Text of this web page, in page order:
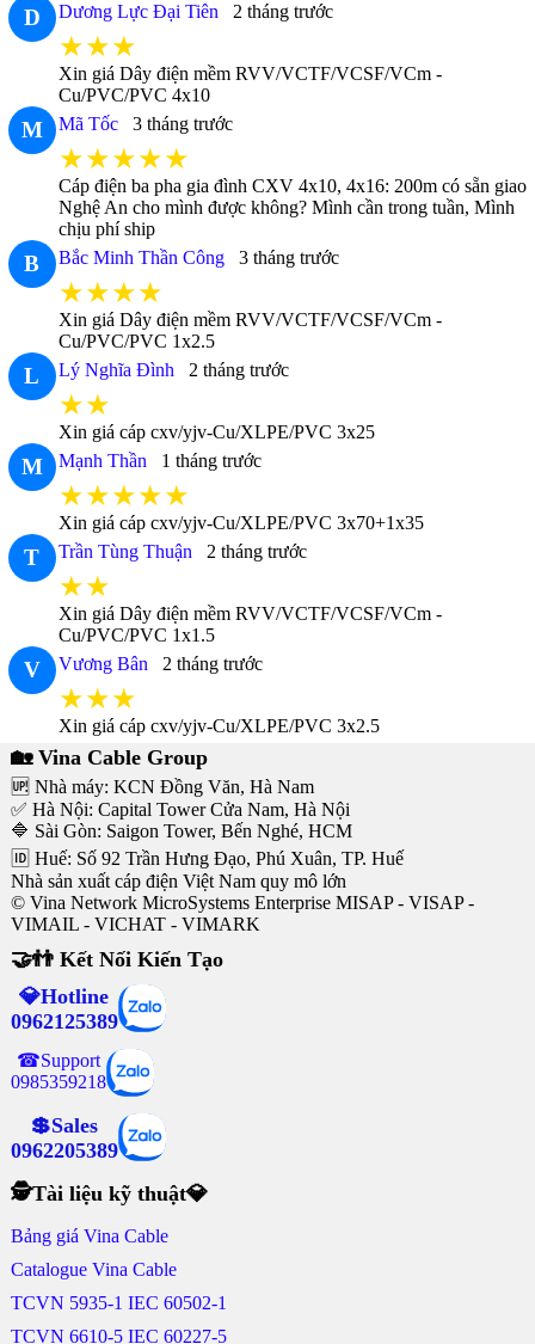
D Dương Lực Đại Tiên 2 tháng trước
★★★
Xin giá Dây điện mềm RVV/VCTF/VCSF/VCm -
Cu/PVC/PVC 4x10
M Mã Tốc 3 tháng trước
★★★★★
Cáp điện ba pha gia đình CXV 4x10, 4x16: 200m có sẵn giao
Nghệ An cho mình được không? Mình cần trong tuần, Mình
chịu phí ship
B Bắc Minh Thần Công 3 tháng trước
★★★★
Xin giá Dây điện mềm RVV/VCTF/VCSF/VCm -
Cu/PVC/PVC 1x2.5
L Lý Nghĩa Đình 2 tháng trước
★★
Xin giá cáp cxv/yjv-Cu/XLPE/PVC 3x25
M Mạnh Thần 1 tháng trước
★★★★★
Xin giá cáp cxv/yjv-Cu/XLPE/PVC 3x70+1x35
T Trần Tùng Thuận 2 tháng trước
★★
Xin giá Dây điện mềm RVV/VCTF/VCSF/VCm -
Cu/PVC/PVC 1x1.5
V Vương Bân 2 tháng trước
★★★
Xin giá cáp cxv/yjv-Cu/XLPE/PVC 3x2.5
🏡 Vina Cable Group
🆙 Nhà máy: KCN Đồng Văn, Hà Nam
✅ Hà Nội: Capital Tower Cửa Nam, Hà Nội
🔷 Sài Gòn: Saigon Tower, Bến Nghé, HCM
🆔 Huế: Số 92 Trần Hưng Đạo, Phú Xuân, TP. Huế
Nhà sản xuất cáp điện Việt Nam quy mô lớn
© Vina Network MicroSystems Enterprise MISAP - VISAP -
VIMAIL - VICHAT - VIMARK
🤝👬 Kết Nối Kiến Tạo
💎Hotline
0962125389
☎Support
0985359218
💲Sales
0962205389
🕵Tài liệu kỹ thuật💎
Bảng giá Vina Cable
Catalogue Vina Cable
TCVN 5935-1 IEC 60502-1
TCVN 6610-5 IEC 60227-5